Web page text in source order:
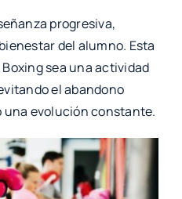
progresiva,
del alumno. Esta
sea una actividad
el abandono
evolución constante.